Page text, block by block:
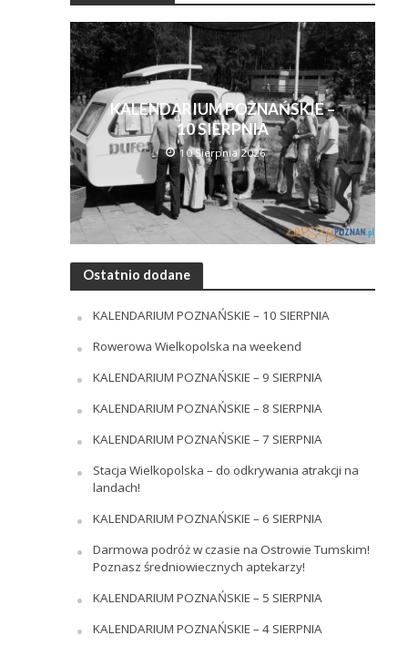
KALENDARIUM POZNAŃSKIE –
10 SIERPNIA
10 Sierpnia 2026
Ostatnio dodane
KALENDARIUM POZNAŃSKIE – 10 SIERPNIA
Rowerowa Wielkopolska na weekend
KALENDARIUM POZNAŃSKIE – 9 SIERPNIA
KALENDARIUM POZNAŃSKIE – 8 SIERPNIA
KALENDARIUM POZNAŃSKIE – 7 SIERPNIA
Stacja Wielkopolska – do odkrywania atrakcji na
landach!
KALENDARIUM POZNAŃSKIE – 6 SIERPNIA
Darmowa podróż w czasie na Ostrowie Tumskim!
Poznasz średniowiecznych aptekarzy!
KALENDARIUM POZNAŃSKIE – 5 SIERPNIA
KALENDARIUM POZNAŃSKIE – 4 SIERPNIA